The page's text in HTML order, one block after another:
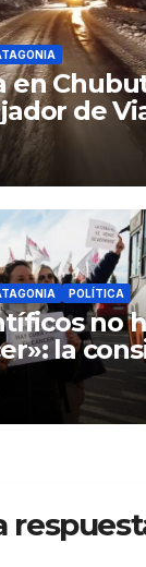
en
de
POLÍTICA
no
la
de la